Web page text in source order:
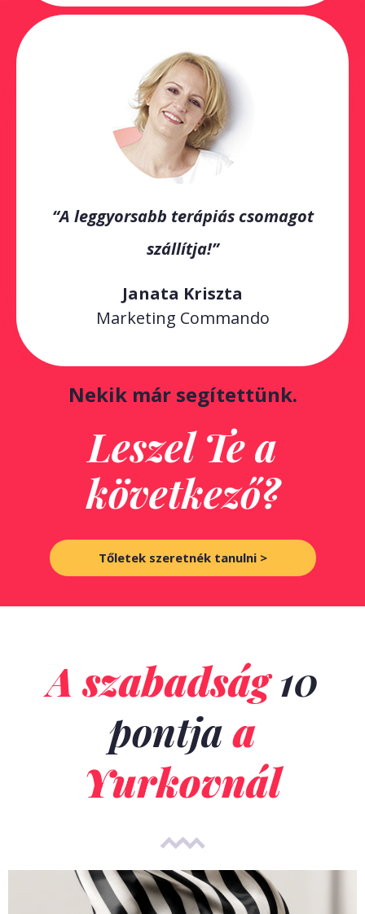
“A leggyorsabb terápiás csomagot
szállítja!”
Janata Kriszta
Marketing Commando
Nekik már segítettünk.
Leszel Te a
következő?
Tőletek szeretnék tanulni >
A szabadság10
pontjaa
Yurkovnál